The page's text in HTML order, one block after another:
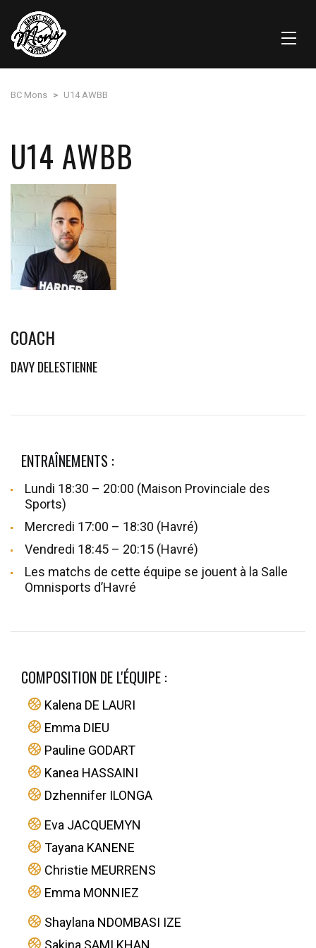
BC Mons > U14 AWBB
U14 AWBB
COACH
DAVY DELESTIENNE
ENTRAÎNEMENTS :
Lundi 18:30 – 20:00 (Maison Provinciale des
Sports)
Mercredi 17:00 – 18:30 (Havré)
Vendredi 18:45 – 20:15 (Havré)
Les matchs de cette équipe se jouent à la Salle
Omnisports d’Havré
COMPOSITION DE L'ÉQUIPE :
Kalena DE LAURI
Emma DIEU
Pauline GODART
Kanea HASSAINI
Dzhennifer ILONGA
Eva JACQUEMYN
Tayana KANENE
Christie MEURRENS
Emma MONNIEZ
Shaylana NDOMBASI IZE
Sakina SAMI KHAN